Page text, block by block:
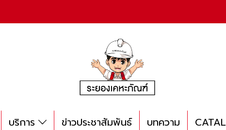
บริการ ข่าวประชาสัมพันธ์ บทความ